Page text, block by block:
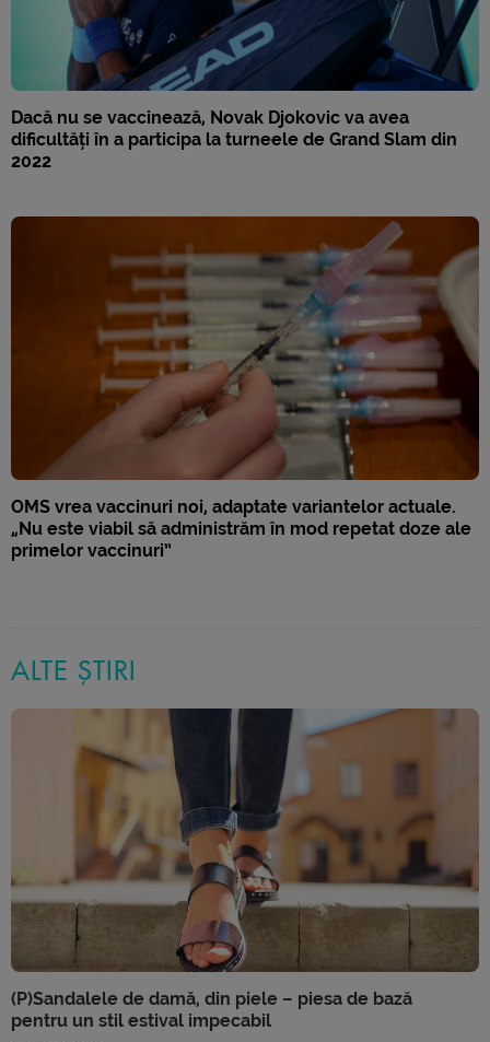
Dacă nu se vaccinează, Novak Djokovic va avea
dificultăți în a participa la turneele de Grand Slam din
2022
OMS vrea vaccinuri noi, adaptate variantelor actuale.
„Nu este viabil să administrăm în mod repetat doze ale
primelor vaccinuri”
ALTE ȘTIRI
(P)Sandalele de damă, din piele – piesa de bază
pentru un stil estival impecabil